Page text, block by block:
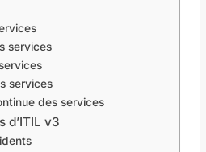
services
services
des services
d’ITIL v3